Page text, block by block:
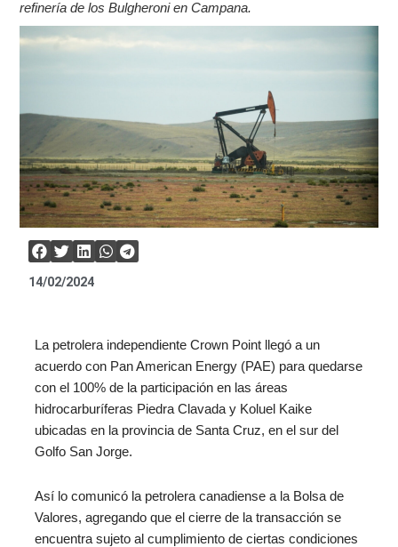
refinería de los Bulgheroni en Campana.
14/02/2024
La petrolera independiente Crown Point llegó a un
acuerdo con Pan American Energy (PAE) para quedarse
con el 100% de la participación en las áreas
hidrocarburíferas Piedra Clavada y Koluel Kaike
ubicadas en la provincia de Santa Cruz, en el sur del
Golfo San Jorge.
Así lo comunicó la petrolera canadiense a la Bolsa de
Valores, agregando que el cierre de la transacción se
encuentra sujeto al cumplimiento de ciertas condiciones